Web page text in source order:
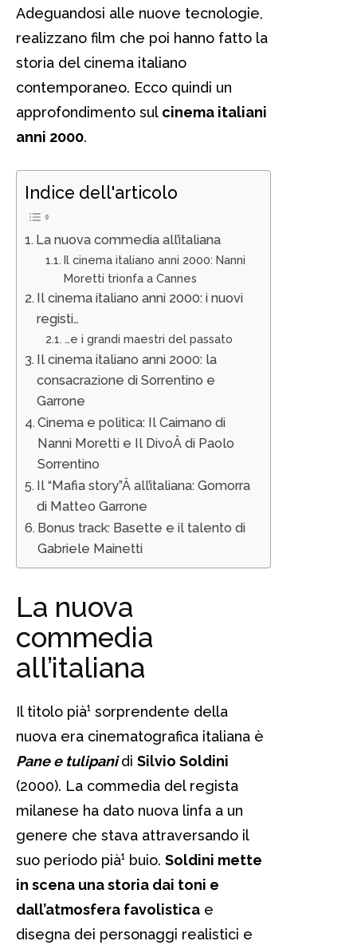
Adeguandosi alle nuove tecnologie,
realizzano film che poi hanno fatto la
storia del cinema italiano
contemporaneo. Ecco quindi un
approfondimento sul cinema italiani
anni 2000.
Indice dell'articolo
La nuova commedia all’italiana
Il cinema italiano anni 2000: Nanni
Moretti trionfa a Cannes
Il cinema italiano anni 2000: i nuovi
registi…
…e i grandi maestri del passato
Il cinema italiano anni 2000: la
consacrazione di Sorrentino e
Garrone
Cinema e politica: Il Caimano di
Nanni Moretti e Il DivoÂ di Paolo
Sorrentino
Il “Mafia story”Â all’italiana: Gomorra
di Matteo Garrone
Bonus track: Basette e il talento di
Gabriele Mainetti
La nuova
commedia
all’italiana
Il titolo pià¹ sorprendente della
nuova era cinematografica italiana è
Pane e tulipani di Silvio Soldini
(2000). La commedia del regista
milanese ha dato nuova linfa a un
genere che stava attraversando il
suo periodo pià¹ buio. Soldini mette
in scena una storia dai toni e
dall’atmosfera favolistica e
disegna dei personaggi realistici e